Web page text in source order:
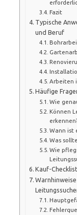
Fazit
Typische
und Beruf
Arbeiten
Häufige
Wie
Können
Wann ist
Was
Wie
Kauf-